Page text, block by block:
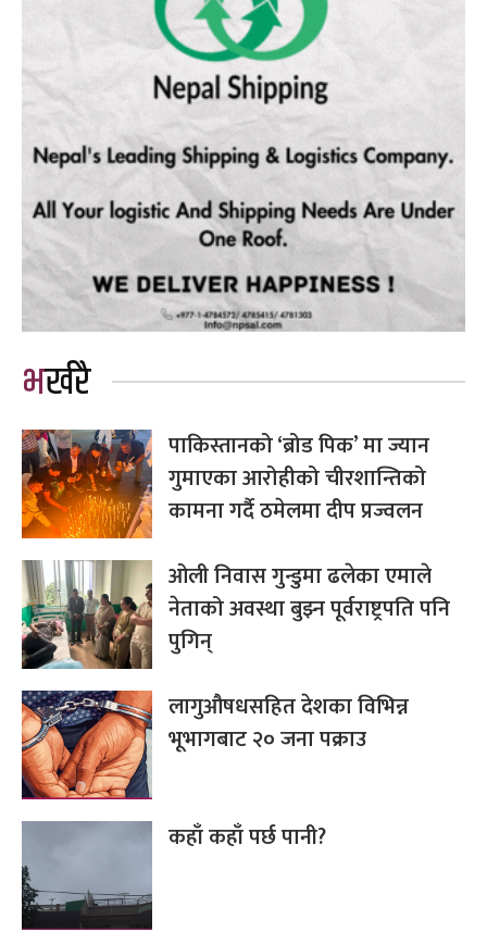
भर्खरै
पाकिस्तानको ‘ब्रोड पिक’ मा ज्यान
गुमाएका आरोहीको चीरशान्तिको
कामना गर्दै ठमेलमा दीप प्रज्वलन
ओली निवास गुन्डुमा ढलेका एमाले
नेताको अवस्था बुझ्न पूर्वराष्ट्रपति पनि
पुगिन्
लागुऔषधसहित देशका विभिन्न
भूभागबाट २० जना पक्राउ
कहाँ कहाँ पर्छ पानी?